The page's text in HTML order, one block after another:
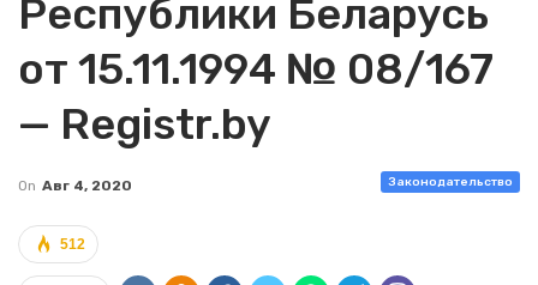
Республики Беларусь
от 15.11.1994 № 08/167
— Registr.by
Законодательство
On Авг 4, 2020
512